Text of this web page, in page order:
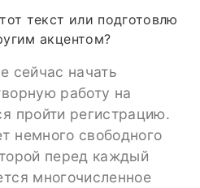
текст или подготовлю
акцентом?
сейчас начать
работу на
пройти регистрацию.
немного свободного
перед каждый
многочисленное